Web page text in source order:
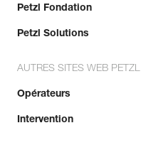
Petzl Fondation
Petzl Solutions
AUTRES SITES WEB PETZL
Opérateurs
Intervention